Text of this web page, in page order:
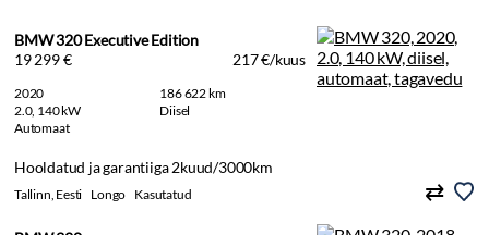
BMW 320 Executive Edition
19 299 €
217 €/kuus
2020
186 622 km
2.0, 140 kW
Diisel
Automaat
Hooldatud ja garantiiga 2kuud/3000km
Tallinn, Eesti Longo Kasutatud